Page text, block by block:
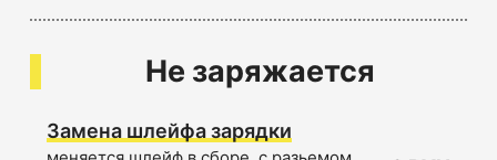
Не заряжается
Замена шлейфа зарядки